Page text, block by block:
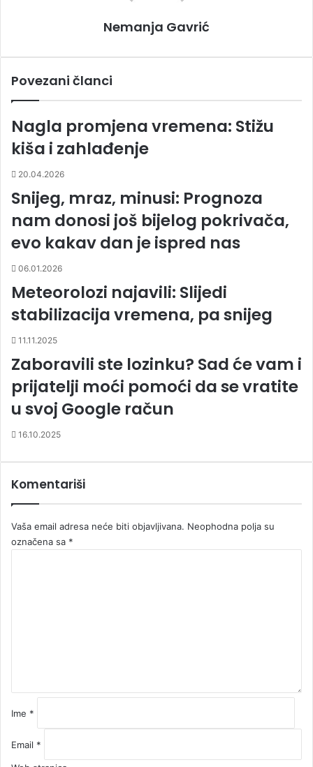
Nemanja Gavrić
Povezani članci
Nagla promjena vremena: Stižu
kiša i zahlađenje
20.04.2026
Snijeg, mraz, minusi: Prognoza
nam donosi još bijelog pokrivača,
evo kakav dan je ispred nas
06.01.2026
Meteorolozi najavili: Slijedi
stabilizacija vremena, pa snijeg
11.11.2025
Zaboravili ste lozinku? Sad će vam i
prijatelji moći pomoći da se vratite
u svoj Google račun
16.10.2025
Komentariši
Vaša email adresa neće biti objavljivana. Neophodna polja su
označena sa *
Ime *
Email *